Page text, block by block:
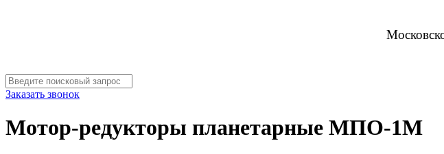
Заказать звонок
Мотор-редукторы планетарные МПО-1М